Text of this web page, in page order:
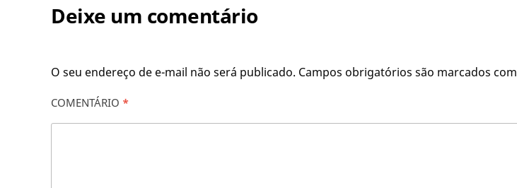
Deixe um comentário
O seu endereço de e-mail não será publicado. Campos obrigatórios são marcados com
COMENTÁRIO *